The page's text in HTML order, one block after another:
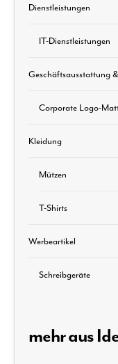
Dienstleistungen
IT-Dienstleistungen
Geschäftsausstattung
Corporate Logo-
Kleidung
Mützen
T-Shirts
Werbeartikel
Schreibgeräte
mehr aus